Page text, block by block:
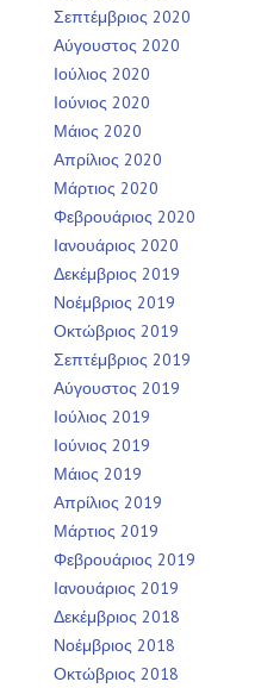
Σεπτέμβριος 2020
Αύγουστος 2020
Ιούλιος 2020
Ιούνιος 2020
Μάιος 2020
Απρίλιος 2020
Μάρτιος 2020
Φεβρουάριος 2020
Ιανουάριος 2020
Δεκέμβριος 2019
Νοέμβριος 2019
Οκτώβριος 2019
Σεπτέμβριος 2019
Αύγουστος 2019
Ιούλιος 2019
Ιούνιος 2019
Μάιος 2019
Απρίλιος 2019
Μάρτιος 2019
Φεβρουάριος 2019
Ιανουάριος 2019
Δεκέμβριος 2018
Νοέμβριος 2018
Οκτώβριος 2018